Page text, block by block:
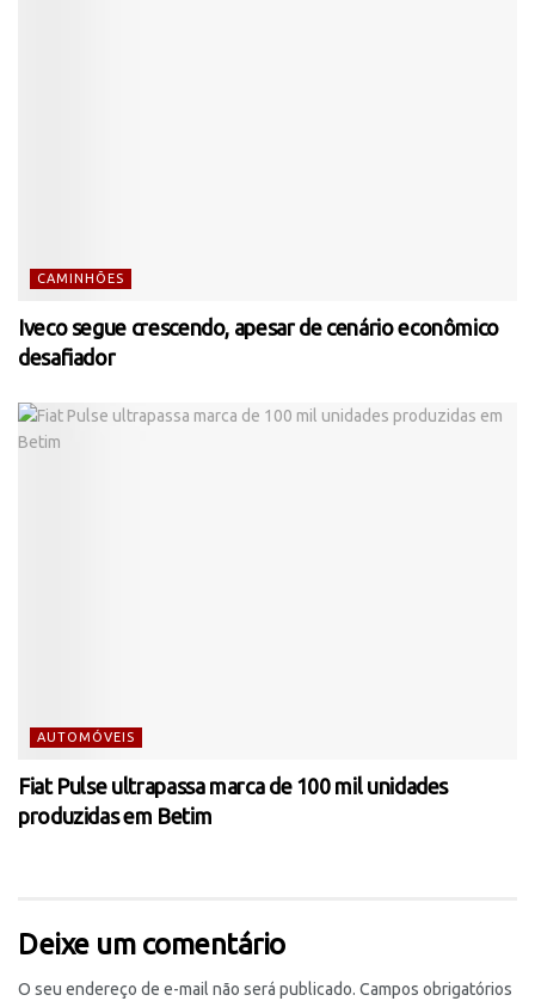
CAMINHÕES
Iveco segue crescendo, apesar de cenário econômico
desafiador
AUTOMÓVEIS
Fiat Pulse ultrapassa marca de 100 mil unidades
produzidas em Betim
Deixe um comentário
O seu endereço de e-mail não será publicado. Campos obrigatórios